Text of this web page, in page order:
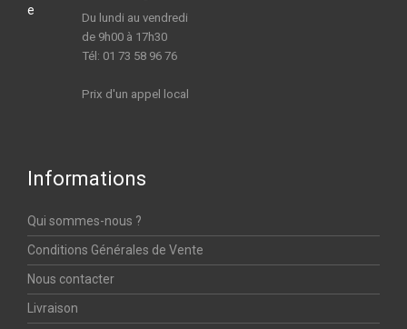
Du lundi au vendredi
de 9h00 à 17h30
Tél: 01 73 58 96 76
Prix d'un appel local
Informations
Qui sommes-nous ?
Conditions Générales de Vente
Nous contacter
Livraison